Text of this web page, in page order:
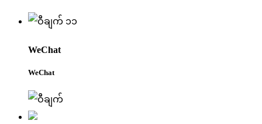
WeChat
WeChat